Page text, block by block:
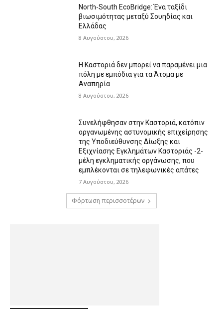
North-South EcoBridge: Ένα ταξίδι
βιωσιμότητας μεταξύ Σουηδίας και
Ελλάδας
8 Αυγούστου, 2026
Η Καστοριά δεν μπορεί να παραμένει μια
πόλη με εμπόδια για τα Άτομα με
Αναπηρία
8 Αυγούστου, 2026
Συνελήφθησαν στην Καστοριά, κατόπιν
οργανωμένης αστυνομικής επιχείρησης
της Υποδιεύθυνσης Δίωξης και
Εξιχνίασης Εγκλημάτων Καστοριάς -2-
μέλη εγκληματικής οργάνωσης, που
εμπλέκονται σε τηλεφωνικές απάτες
7 Αυγούστου, 2026
Φόρτωση περισσοτέρων